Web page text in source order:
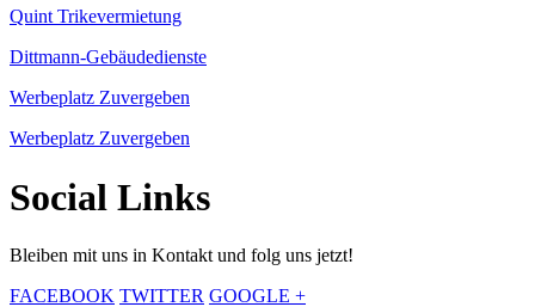
Quint Trikevermietung
Dittmann-Gebäudedienste
Werbeplatz Zuvergeben
Werbeplatz Zuvergeben
Social Links
Bleiben mit uns in Kontakt und folg uns jetzt!
FACEBOOK TWITTER GOOGLE +